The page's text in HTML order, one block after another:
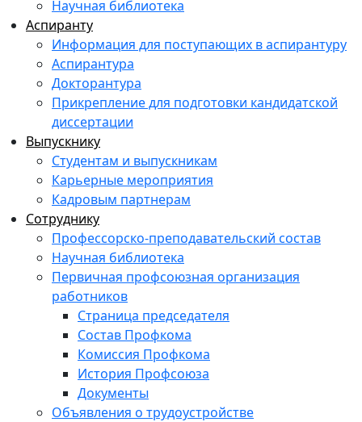
Научная библиотека
Аспиранту
Информация для поступающих в аспирантуру
Аспирантура
Докторантура
Прикрепление для подготовки кандидатской
диссертации
Выпускнику
Студентам и выпускникам
Карьерные мероприятия
Кадровым партнерам
Сотруднику
Профессорско-преподавательский состав
Научная библиотека
Первичная профсоюзная организация
работников
Страница председателя
Состав Профкома
Комиссия Профкома
История Профсоюза
Документы
Объявления о трудоустройстве